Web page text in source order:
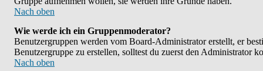
Nach oben
Wie werde ich ein Gruppenmoderator?
Benutzergruppen werden vom Board-Administrator erstellt, er
Benutzergruppe zu erstellen, solltest du zuerst den Administrator
Nach oben